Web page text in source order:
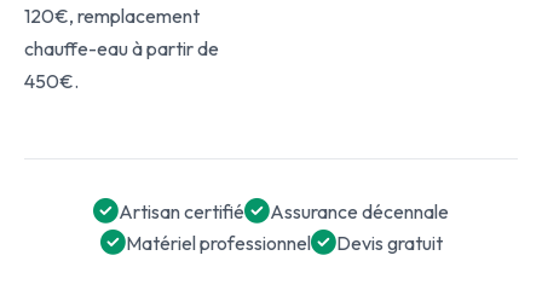
120€, remplacement
chauffe-eau à partir de
450€.
Artisan certifié
Assurance décennale
Matériel professionnel
Devis gratuit